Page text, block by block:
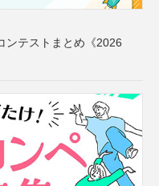
ンテストまとめ《2026